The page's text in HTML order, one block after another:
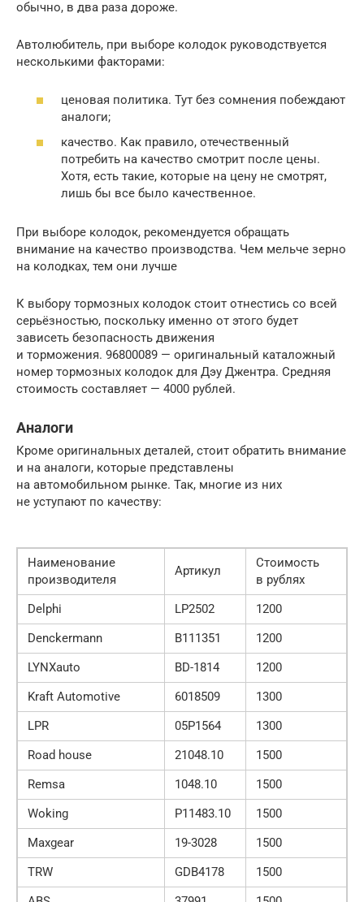
обычно, в два раза дороже.
Автолюбитель, при выборе колодок руководствуется
несколькими факторами:
ценовая политика. Тут без сомнения побеждают
аналоги;
качество. Как правило, отечественный
потребить на качество смотрит после цены.
Хотя, есть такие, которые на цену не смотрят,
лишь бы все было качественное.
При выборе колодок, рекомендуется обращать
внимание на качество производства. Чем мельче зерно
на колодках, тем они лучше
К выбору тормозных колодок стоит отнестись со всей
серьёзностью, поскольку именно от этого будет
зависеть безопасность движения
и торможения. 96800089 — оригинальный каталожный
номер тормозных колодок для Дэу Джентра. Средняя
стоимость составляет — 4000 рублей.
Аналоги
Кроме оригинальных деталей, стоит обратить внимание
и на аналоги, которые представлены
на автомобильном рынке. Так, многие из них
не уступают по качеству:
Наименование
производителя
Артикул
Стоимость
в рублях
Delphi
LP2502
1200
Denckermann
B111351
1200
LYNXauto
BD-1814
1200
Kraft Automotive
6018509
1300
LPR
05P1564
1300
Road house
21048.10
1500
Remsa
1048.10
1500
Woking
P11483.10
1500
Maxgear
19-3028
1500
TRW
GDB4178
1500